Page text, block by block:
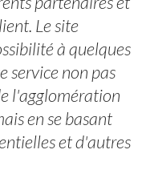
Le site
à quelques
service non pas
l'agglomération
en se basant
et d'autres